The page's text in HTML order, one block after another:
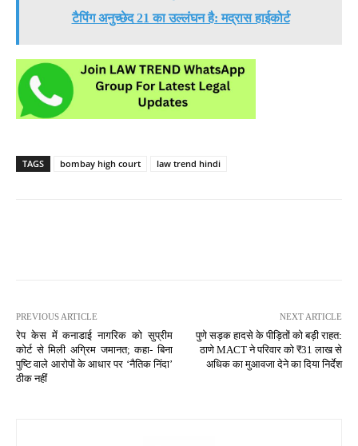
टैपिंग अनुच्छेद 21 का उल्लंघन है: मद्रास हाईकोर्ट
TAGS bombay high court law trend hindi
PREVIOUS ARTICLE
रेप केस में कनाडाई नागरिक को सुप्रीम
कोर्ट से मिली अग्रिम जमानत; कहा- बिना
पुष्टि वाले आरोपों के आधार पर ‘नैतिक निंदा’
ठीक नहीं
NEXT ARTICLE
पुणे सड़क हादसे के पीड़ितों को बड़ी राहत:
ठाणे MACT ने परिवार को ₹31 लाख से
अधिक का मुआवजा देने का दिया निर्देश